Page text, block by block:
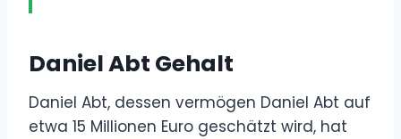
Daniel Abt Gehalt
Daniel Abt, dessen vermögen Daniel Abt auf
etwa 15 Millionen Euro geschätzt wird, hat